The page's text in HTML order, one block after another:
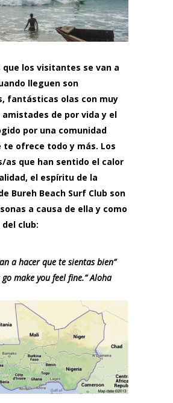
que los visitantes se van a
lleguen son
fantásticas olas con muy
de por vida y el
por una comunidad
te ofrece todo y más. Los
as que han sentido el calor
el espíritu de la
Bureh Beach Surf Club son
a causa de ella y como
club:
a hacer que te sientas bien”
go make you feel fine.” Aloha